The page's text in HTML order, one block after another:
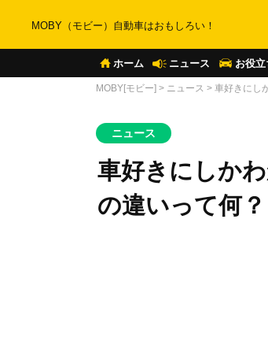
MOBY（モビー）自動車はおもしろい！
ホーム ニュース お役立
MOBY[モビー] > ニュース > 車好きにし
ニュース
車好きにしか
の違いって何？